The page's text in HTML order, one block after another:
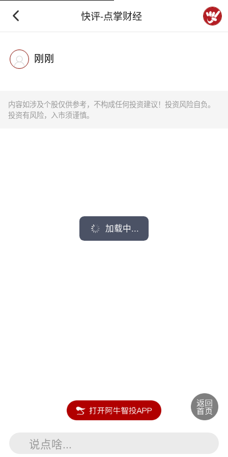
快评-点掌财经
刚刚
内容如涉及个股仅供参考，不构成任何投资建议！投资风险自负。
投资有风险，入市须谨慎。
说点啥...
加载中...